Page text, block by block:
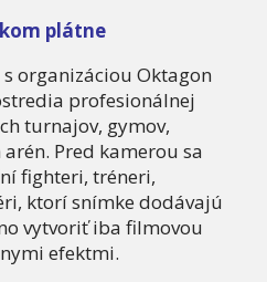
plátne
organizáciou Oktagon
profesionálnej
turnajov, gymov,
Pred kamerou sa
fighteri, tréneri,
ktorí snímke dodávajú
vytvoriť iba filmovou
efektmi.